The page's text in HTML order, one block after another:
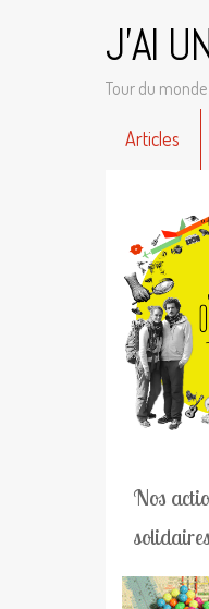
J'AI
Tour du
Articles
Nos
solidaires